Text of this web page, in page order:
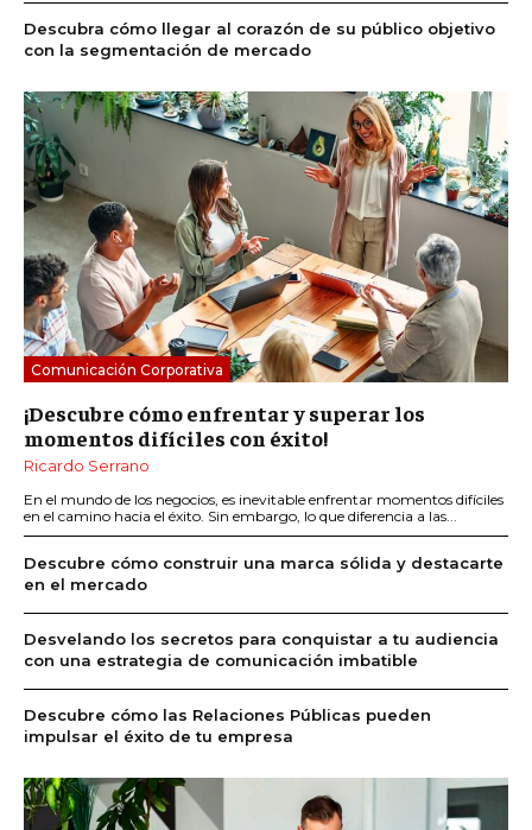
Descubra cómo llegar al corazón de su público objetivo
con la segmentación de mercado
Comunicación Corporativa
¡Descubre cómo enfrentar y superar los
momentos difíciles con éxito!
Ricardo Serrano
En el mundo de los negocios, es inevitable enfrentar momentos difíciles
en el camino hacia el éxito. Sin embargo, lo que diferencia a las...
Descubre cómo construir una marca sólida y destacarte
en el mercado
Desvelando los secretos para conquistar a tu audiencia
con una estrategia de comunicación imbatible
Descubre cómo las Relaciones Públicas pueden
impulsar el éxito de tu empresa